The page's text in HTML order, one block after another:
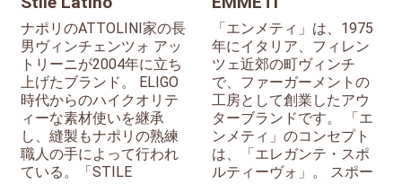
ナポリのATTOLINI家の長
男ヴィンチェンツォ アッ
トリーニが2004年に立ち
上げたブランド。 ELIGO
時代からのハイクオリテ
ィーな素材使いを継承
し、縫製もナポリの熟練
職人の手によって行われ
ている。「STILE
「エンメティ」は、1975
年にイタリア、フィレン
ツェ近郊の町ヴィンチ
で、ファーガーメントの
工房として創業したアウ
ターブランドです。 「エ
ンメティ」のコンセプト
は、「エレガンテ・スポ
ルティーヴォ」。 スポー